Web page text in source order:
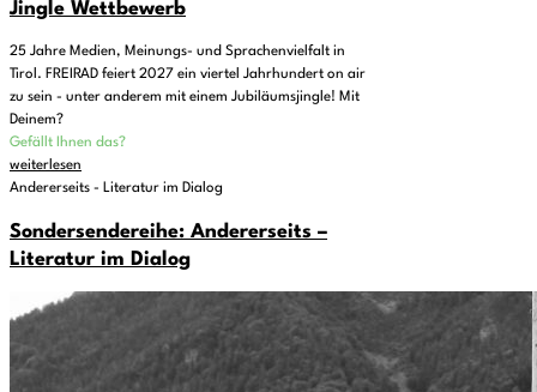
Jingle Wettbewerb
25 Jahre Medien, Meinungs- und Sprachenvielfalt in
Tirol. FREIRAD feiert 2027 ein viertel Jahrhundert on air
zu sein - unter anderem mit einem Jubiläumsjingle! Mit
Deinem?
Gefällt Ihnen das?
weiterlesen
Andererseits - Literatur im Dialog
Sondersendereihe: Andererseits –
Literatur im Dialog